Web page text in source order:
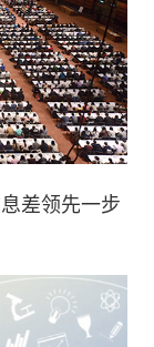
差领先一步